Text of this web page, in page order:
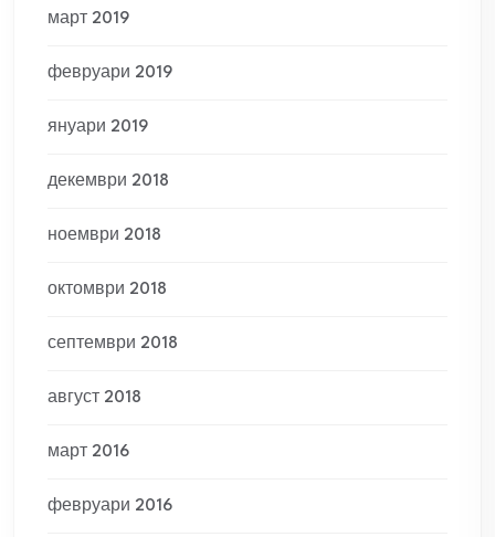
март 2019
февруари 2019
януари 2019
декември 2018
ноември 2018
октомври 2018
септември 2018
август 2018
март 2016
февруари 2016